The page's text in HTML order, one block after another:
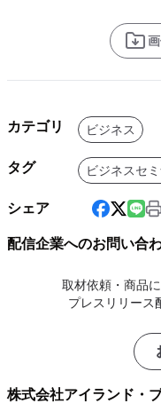
カテゴリ ビジネス
タグ ビジネスセ
シェア
配信企業へのお問い合
取材依頼・商品
プレスリリース
株式会社アイランド・